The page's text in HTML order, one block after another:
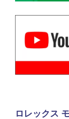
ロレックス